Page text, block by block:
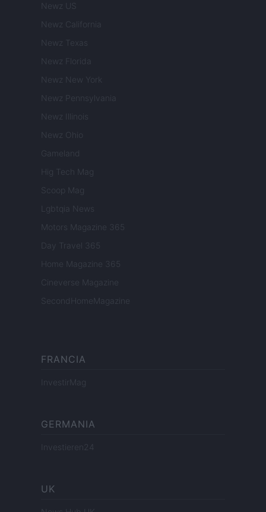
Newz US
Newz California
Newz Texas
Newz Florida
Newz New York
Newz Pennsylvania
Newz Illinois
Newz Ohio
Gameland
Hig Tech Mag
Scoop Mag
Lgbtqia News
Motors Magazine 365
Day Travel 365
Home Magazine 365
Cineverse Magazine
SecondHomeMagazine
FRANCIA
InvestirMag
GERMANIA
Investieren24
UK